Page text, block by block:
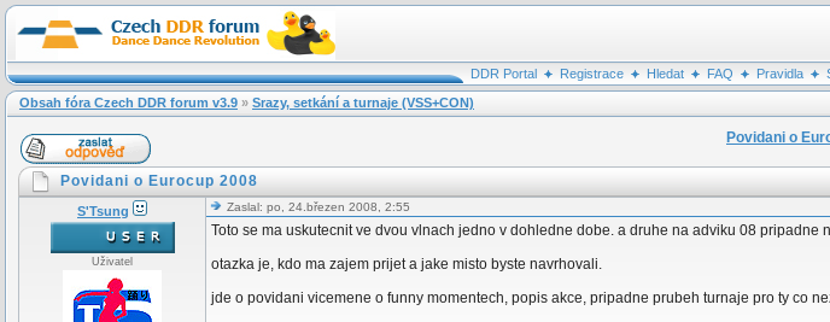
DDR Portal Registrace Hledat FAQ Pravidla
Obsah fóra Czech DDR forum v3.9 » Srazy, setkání a turnaje (VSS+CON)
Povidani o
Povidani o Eurocup 2008
S'Tsung
Uživatel
Zaslal: po, 24.březen 2008, 2:55
Toto se ma uskutecnit ve dvou vlnach jedno v dohledne dobe. a druhe na adviku 08 pripadne
otazka je, kdo ma zajem prijet a jake misto byste navrhovali.
jde o povidani vicemene o funny momentech, popis akce, pripadne prubeh turnaje pro ty co